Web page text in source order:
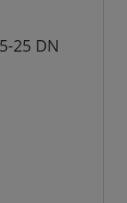
25 DN